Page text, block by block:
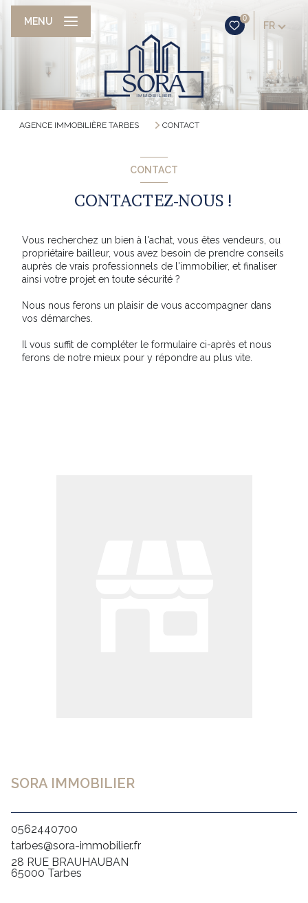
0
FR
MENU
AGENCE IMMOBILIÈRE TARBES CONTACT
CONTACT
CONTACTEZ-NOUS !
Vous recherchez un bien à l'achat, vous êtes vendeurs, ou
propriétaire bailleur, vous avez besoin de prendre conseils
auprès de vrais professionnels de l'immobilier, et finaliser
ainsi votre projet en toute sécurité ?
Nous nous ferons un plaisir de vous accompagner dans
vos démarches.
Il vous suffit de compléter le formulaire ci-après et nous
ferons de notre mieux pour y répondre au plus vite.
SORA IMMOBILIER
0562440700
tarbes@sora-immobilier.fr
28 RUE BRAUHAUBAN
65000 Tarbes